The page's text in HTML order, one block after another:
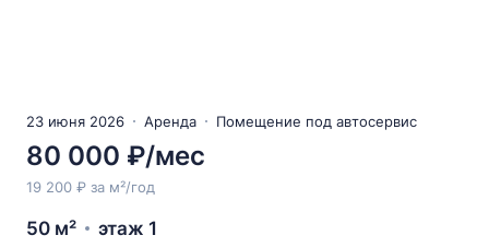
23 июня 2026 Аренда Помещение под автосервис
80 000 ₽/мес
19 200 ₽ за м²/год
50 м² этаж 1